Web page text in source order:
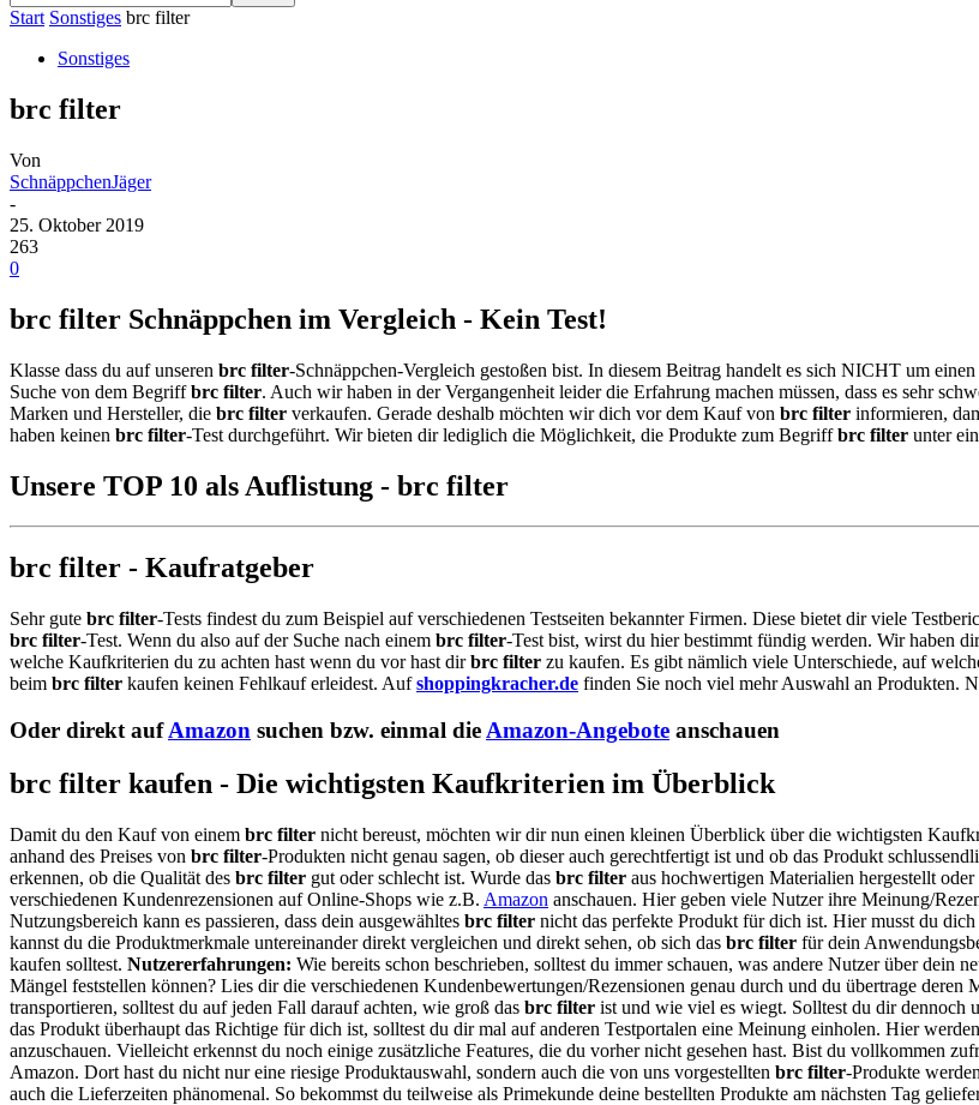
Start Sonstiges brc filter
Sonstiges
brc filter
Von
SchnäppchenJäger
-
25. Oktober 2019
263
0
brc filter Schnäppchen im Vergleich - Kein Test!
Klasse dass du auf unseren brc filter-Schnäppchen-Vergleich gestoßen bist. In diesem Beitrag handelt es sich NICHT um
Suche von dem Begriffbrc filter. Auch wir haben in der Vergangenheit leider die Erfahrung machen müssen, dass es sehr
Marken und Hersteller, die brc filter verkaufen. Gerade deshalb möchten wir dich vor dem Kauf von brc filter informieren,
haben keinen brc filter-Test durchgeführt. Wir bieten dir lediglich die Möglichkeit, die Produkte zum Begriffbrc filter unter
Unsere TOP 10 als Auflistung - brc filter
brc filter - Kaufratgeber
Sehr gute brc filter-Tests findest du zum Beispiel auf verschiedenen Testseiten bekannter Firmen. Diese bietet dir viele
brc filter-Test. Wenn du also auf der Suche nach einem brc filter-Test bist, wirst du hier bestimmt fündig werden. Wir haben
welche Kaufkriterien du zu achten hast wenn du vor hast dirbrc filter zu kaufen. Es gibt nämlich viele Unterschiede, auf
beim brc filter kaufen keinen Fehlkauf erleidest. Aufshoppingkracher.de finden Sie noch viel mehr Auswahl an Produkten.
Oder direkt aufAmazon suchen bzw. einmal die Amazon-Angebote anschauen
brc filter kaufen - Die wichtigsten Kaufkriterien im Überblick
Damit du den Kauf von einem brc filter nicht bereust, möchten wir dir nun einen kleinen Überblick über die wichtigsten
anhand des Preises von brc filter-Produkten nicht genau sagen, ob dieser auch gerechtfertigt ist und ob das Produkt
erkennen, ob die Qualität des brc filter gut oder schlecht ist. Wurde das brc filter aus hochwertigen Materialien hergestellt
verschiedenen Kundenrezensionen auf Online-Shops wie z.B. Amazon anschauen. Hier geben viele Nutzer ihre Meinung/
Nutzungsbereich kann es passieren, dass dein ausgewähltes brc filter nicht das perfekte Produkt für dich ist. Hier musst du
kannst du die Produktmerkmale untereinander direkt vergleichen und direkt sehen, ob sich das brc filter für dein
kaufen solltest. Nutzererfahrungen: Wie bereits schon beschrieben, solltest du immer schauen, was andere Nutzer über dein
Mängel feststellen können? Lies dir die verschiedenen Kundenbewertungen/Rezensionen genau durch und du übertrage deren
transportieren, solltest du auf jeden Fall darauf achten, wie groß das brc filter ist und wie viel es wiegt. Solltest du dir dennoch
das Produkt überhaupt das Richtige für dich ist, solltest du dir mal auf anderen Testportalen eine Meinung einholen. Hier
anzuschauen. Vielleicht erkennst du noch einige zusätzliche Features, die du vorher nicht gesehen hast. Bist du vollkommen
Amazon. Dort hast du nicht nur eine riesige Produktauswahl, sondern auch die von uns vorgestellten brc filter-Produkte
auch die Lieferzeiten phänomenal. So bekommst du teilweise als Primekunde deine bestellten Produkte am nächsten Tag